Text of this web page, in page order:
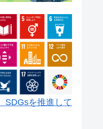
SDGsを推進して